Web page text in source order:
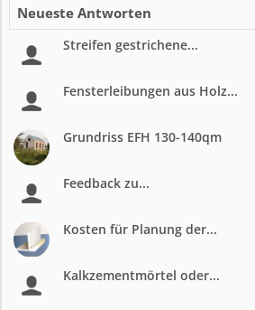
Neueste Antworten
Streifen gestrichene...
Fensterleibungen aus Holz...
Grundriss EFH 130-140qm
Feedback zu...
Kosten für Planung der...
Kalkzementmörtel oder...